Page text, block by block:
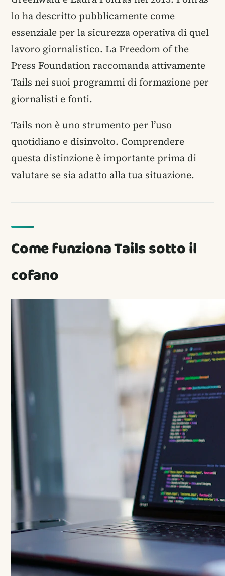
lo ha descritto pubblicamente come
essenziale per la sicurezza operativa di quel
lavoro giornalistico. La Freedom of the
Press Foundation raccomanda attivamente
Tails nei suoi programmi di formazione per
giornalisti e fonti.
Tails non è uno strumento per l’uso
quotidiano e disinvolto. Comprendere
questa distinzione è importante prima di
valutare se sia adatto alla tua situazione.
Come funziona Tails sotto il
cofano